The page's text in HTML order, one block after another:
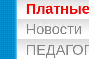
Новости